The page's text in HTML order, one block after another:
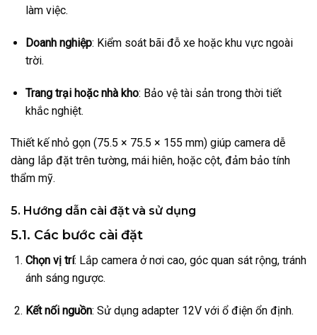
làm việc.
Doanh nghiệp: Kiểm soát bãi đỗ xe hoặc khu vực ngoài
trời.
Trang trại hoặc nhà kho: Bảo vệ tài sản trong thời tiết
khắc nghiệt.
Thiết kế nhỏ gọn (75.5 × 75.5 × 155 mm) giúp camera dễ
dàng lắp đặt trên tường, mái hiên, hoặc cột, đảm bảo tính
thẩm mỹ.
5. Hướng dẫn cài đặt và sử dụng
5.1. Các bước cài đặt
Chọn vị trí: Lắp camera ở nơi cao, góc quan sát rộng, tránh
ánh sáng ngược.
Kết nối nguồn: Sử dụng adapter 12V với ổ điện ổn định.